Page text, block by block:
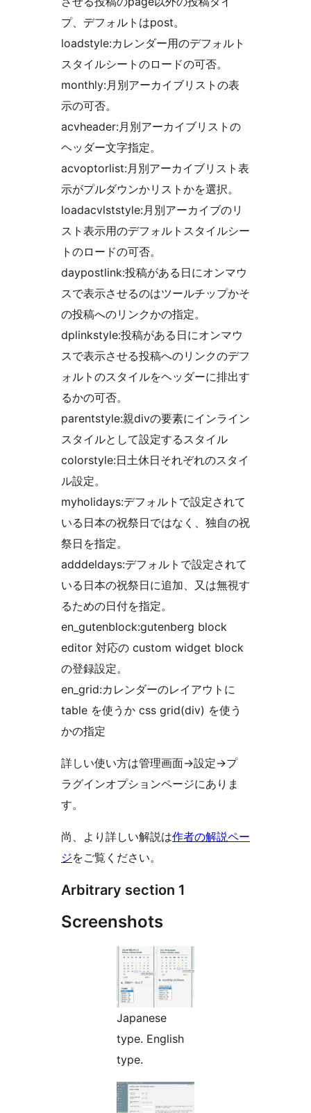
プ、デフォルトはpost。
loadstyle:カレンダー用のデフォルト
スタイルシートのロードの可否。
monthly:月別アーカイブリストの表
示の可否。
acvheader:月別アーカイブリストの
ヘッダー文字指定。
acvoptorlist:月別アーカイブリスト表
示がプルダウンかリストかを選択。
loadacvlststyle:月別アーカイブのリ
スト表示用のデフォルトスタイルシー
トのロードの可否。
daypostlink:投稿がある日にオンマウ
スで表示させるのはツールチップかそ
の投稿へのリンクかの指定。
dplinkstyle:投稿がある日にオンマウ
スで表示させる投稿へのリンクのデフ
ォルトのスタイルをヘッダーに排出す
るかの可否。
parentstyle:親divの要素にインライン
スタイルとして設定するスタイル
colorstyle:日土休日それぞれのスタイ
ル設定。
myholidays:デフォルトで設定されて
いる日本の祝祭日ではなく、独自の祝
祭日を指定。
adddeldays:デフォルトで設定されて
いる日本の祝祭日に追加、又は無視す
るための日付を指定。
en_gutenblock:gutenberg block
editor 対応の custom widget block
の登録設定。
en_grid:カレンダーのレイアウトに
table を使うか css grid(div) を使う
かの指定
詳しい使い方は管理画面->設定->プ
ラグインオプションページにありま
す。
尚、より詳しい解説は作者の解説ペー
ジをご覧ください。
Arbitrary section 1
Screenshots
Japanese
type. English
type.